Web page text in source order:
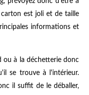
est joli et de taille
informations et
ou à la déchetterie donc
se trouve à l'intérieur.
il suffit de le déballer,